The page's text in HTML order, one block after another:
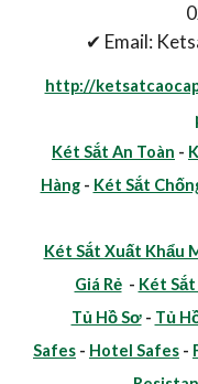
✔ Email:
http://
Két Sắt An Toàn -
Hàng- Két Sắt
Két Sắt Xuất Khẩu
Giá Rẻ- Két
Tủ Hồ Sơ- Tủ
Safes - Hotel Safes -